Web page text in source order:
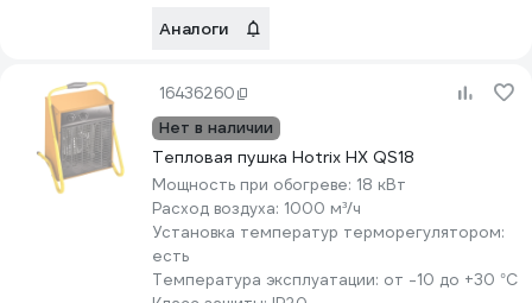
Аналоги
16436260
Нет в наличии
Тепловая пушка Hotrix HX QS18
Мощность при обогреве: 18 кВт
Расход воздуха: 1000 м³/ч
Установка температур терморегулятором:
есть
Температура эксплуатации: от -10 до +30 °С